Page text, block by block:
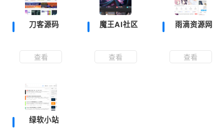
刀客源码
查看
魔王AI社区
查看
雨滴资源网
查看
绿软小站